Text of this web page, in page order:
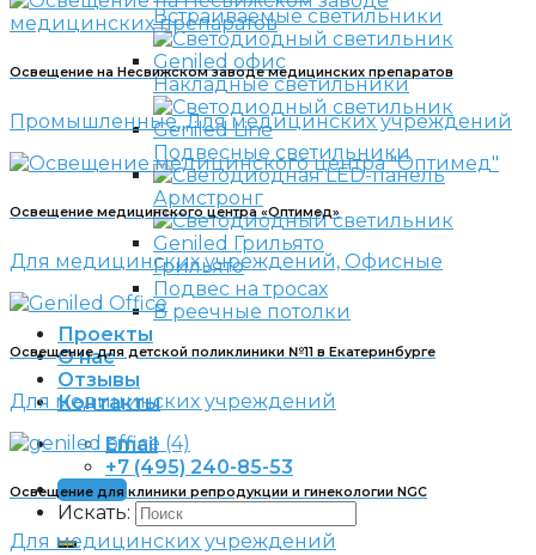
Встраиваемые светильники
Накладные светильники
Подвесные светильники
Армстронг
Грильято
Подвес на тросах
В реечные потолки
Проекты
О нас
Отзывы
Контакты
Email
+7 (495) 240-85-53
Заявка
Искать:
Освещение на Несвижском заводе медицинских препаратов
Промышленные, Для медицинских учреждений
Освещение медицинского центра «Оптимед»
Для медицинских учреждений, Офисные
Освещение для детской поликлиники №11 в Екатеринбурге
Для медицинских учреждений
Освещение для клиники репродукции и гинекологии NGC
Для медицинских учреждений